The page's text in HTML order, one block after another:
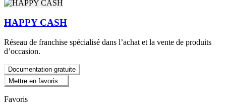
HAPPY CASH
Réseau de franchise spécialisé dans l’achat et la vente de produits
d’occasion.
Documentation gratuite
Mettre en favoris
Favoris